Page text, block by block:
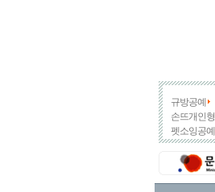
규방공예
손뜨개인형
펫소잉공예